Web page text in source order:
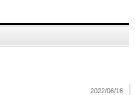
2022/06/16